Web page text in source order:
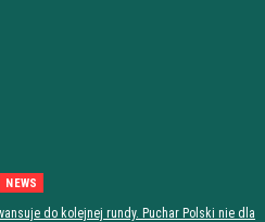
NEWS
do kolejnej rundy. Puchar Polski nie dla